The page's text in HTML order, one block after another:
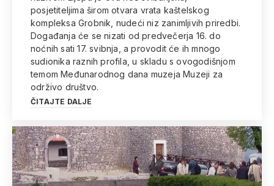
posjetiteljima širom otvara vrata kaštelskog
kompleksa Grobnik, nudeći niz zanimljivih priredbi.
Događanja će se nizati od predvečerja 16. do
noćnih sati 17. svibnja, a provodit će ih mnogo
sudionika raznih profila, u skladu s ovogodišnjom
temom Međunarodnog dana muzeja Muzeji za
održivo društvo.
ČITAJTE DALJE